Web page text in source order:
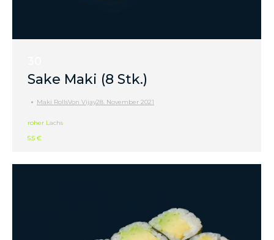
Sake Maki (8 Stk.)
Maki RollsVon Vijay28. November 2021
roher Lachs
5.5 €